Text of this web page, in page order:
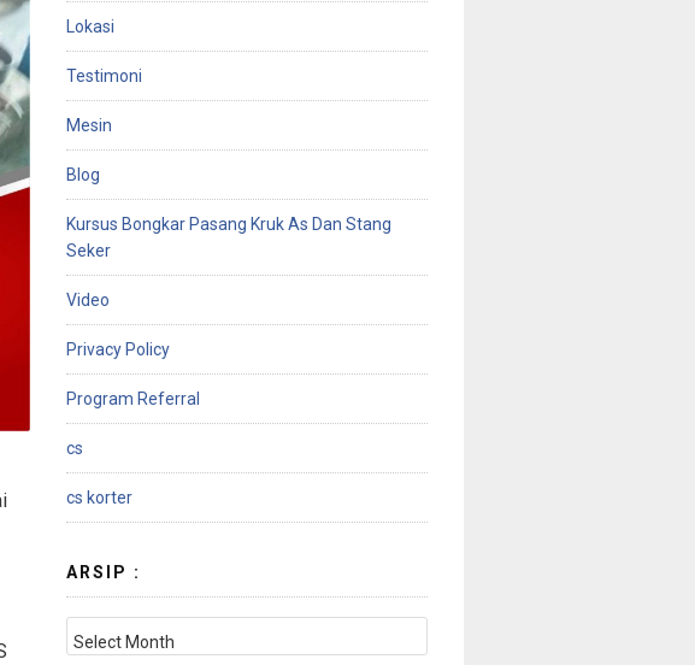
Lokasi
Testimoni
Mesin
Blog
Kursus Bongkar Pasang Kruk As Dan Stang
Seker
Video
Privacy Policy
Program Referral
cs
cs korter
ARSIP :